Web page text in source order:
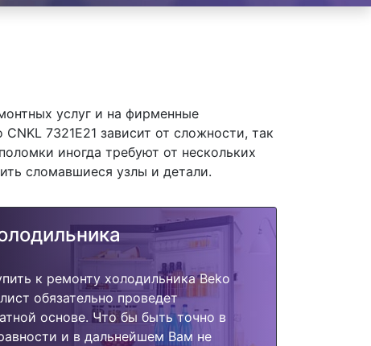
услуг и на фирменные
7321E21 зависит от сложности, так
иногда требуют от нескольких
сломавшиеся узлы и детали.
к ремонту холодильника Beko
обязательно проведет
основе. Что бы быть точно в
и в дальнейшем Вам не